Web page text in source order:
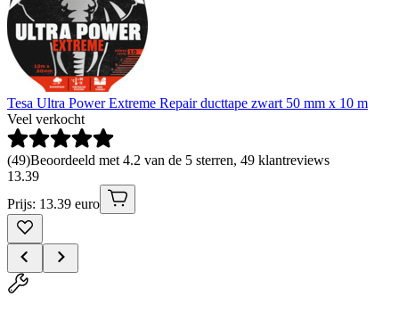
Tesa Ultra Power Extreme Repair ducttape zwart 50 mm x 10 m
Veel verkocht
(49)Beoordeeld met 4.2 van de 5 sterren, 49 klantreviews
13.39
Prijs: 13.39 euro